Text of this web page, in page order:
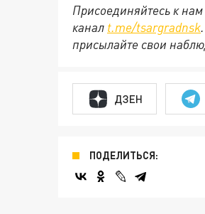
Присоединяйтесь к нам
канал t.me/tsargradnsk
присылайте свои
ДЗЕН
ПОДЕЛИТЬСЯ: